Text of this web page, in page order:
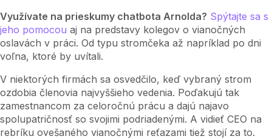
Využívate na prieskumy chatbota Arnolda? Spýtajte sa s
jeho pomocou aj na predstavy kolegov o vianočných
oslavách v práci. Od typu stromčeka až napríklad po dni
voľna, ktoré by uvítali.
V niektorých firmách sa osvedčilo, keď vybraný strom
ozdobia členovia najvyššieho vedenia. Poďakujú tak
zamestnancom za celoročnú prácu a dajú najavo
spolupatričnosť so svojimi podriadenými. A vidieť CEO na
rebríku ovešaného vianočnými reťazami tiež stojí za to.